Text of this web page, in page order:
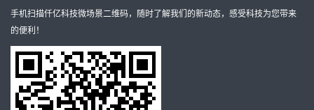
手机扫描仟亿科技微场景二维码，随时了解我们的新动态，感受科技为您带来
的便利！